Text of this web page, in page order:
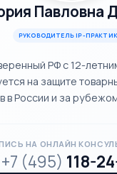
Павловна
РУКОВОДИТЕЛЬ IP-
РФ с 12-
на защите
в России и за
НА ОНЛАЙН
+7 (495) 118-